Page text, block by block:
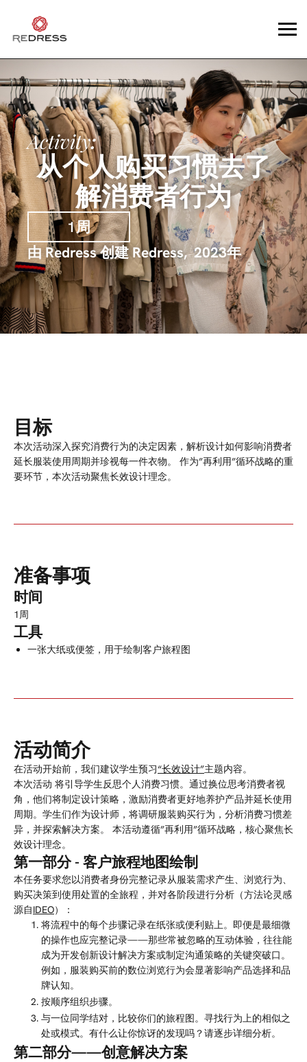
Activity:
从个人购买习惯去了
解消费者行为
1周
由 Redress 创建 Redress, 2023年
目标
本次活动深入探究消费行为的决定因素，解析设计如何影响消费者
延长服装使用周期并珍视每一件衣物。 作为”再利用”循环战略的重
要环节，本次活动聚焦长效设计理念。
准备事项
时间
1周
工具
一张大纸或便签，用于绘制客户旅程图
活动简介
在活动开始前，我们建议学生预习“长效设计”主题内容。
本次活动 将引导学生反思个人消费习惯。通过换位思考消费者视
角，他们将制定设计策略，激励消费者更好地养护产品并延长使用
周期。学生们作为设计师，将调研服装购买行为，分析消费习惯差
异，并探索解决方案。 本活动遵循”再利用”循环战略， 核心聚焦长
效设计理念。
第一部分 - 客户旅程地图绘制
本任务要求您以消费者身份完整记录从服装需求产生、浏览行为、
购买决策到使用处置的全旅程，并对各阶段进行分析 （方法论灵感
源自IDEO）：
将流程中的每个步骤记录在纸张或便利贴上。即便是最细微
的操作也应完整记录——那些常被忽略的互动体验，往往能
成为开发创新设计解决方案或制定沟通策略的关键突破口。
例如，服装购买前的数位浏览行为会显著影响产品选择和品
牌认知。
按顺序组织步骤。
与一位同学结对，比较你们的旅程图。寻找行为上的相似之
处或模式。有什么让你惊讶的发现吗？请逐步详细分析。
第二部分——创意解决方案